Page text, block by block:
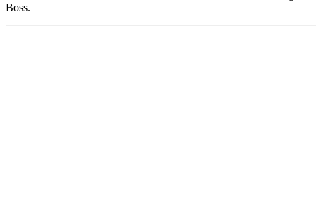
Boss.